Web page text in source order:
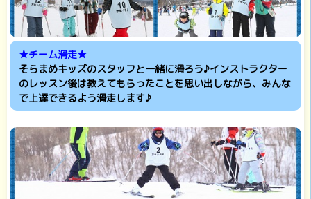
★チーム滑走★
そらまめキッズのスタッフと一緒に滑ろう♪インストラクター
のレッスン後は教えてもらったことを思い出しながら、みんな
で上達できるよう滑走します♪